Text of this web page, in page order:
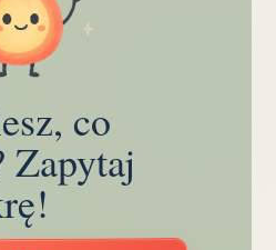
co
Zapytaj